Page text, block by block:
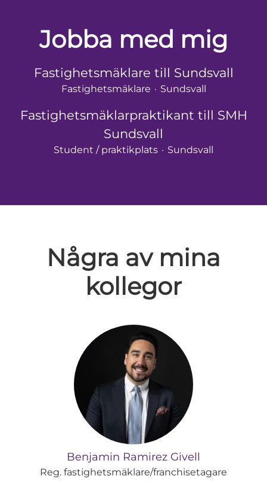
Jobba med mig
Fastighetsmäklare till Sundsvall
Fastighetsmäklare · Sundsvall
Fastighetsmäklarpraktikant till SMH
Sundsvall
Student / praktikplats · Sundsvall
Några av mina
kollegor
Benjamin Ramirez Givell
Reg. fastighetsmäklare/franchisetagare